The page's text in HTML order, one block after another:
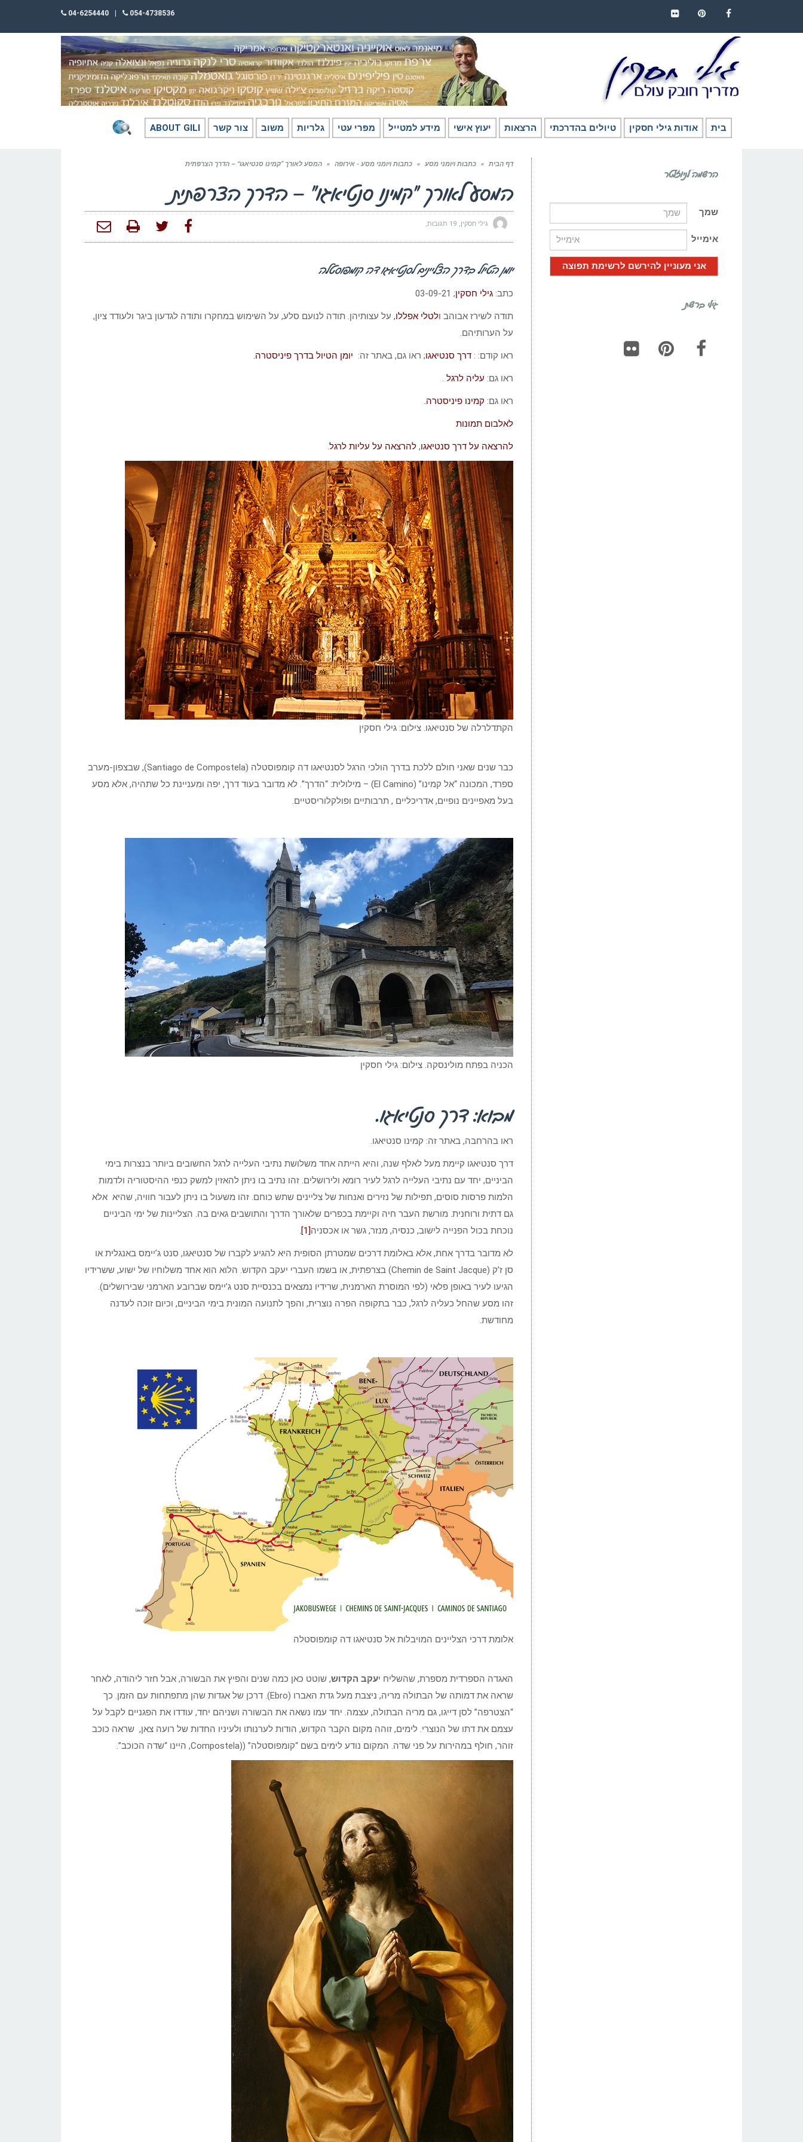
054-4738536
04-6254440
בית אודות גילי חסקין טיולים בהדרכתי הרצאות יעוץ אישי מידע למטייל מפרי עטי גלריות משוב צור קשר ABOUT GILI
דף הבית » כתבות ויומני מסע » כתבות ויומני מסע - אירופה » המסע לאורך “קמינו סנטיאגו” – הדרך הצרפתית
המסע לאורך “קמינו סנטיאגו” – הדרך הצרפתית
גילי חסקין 19 תגובות
יומן הטיול בדרך הצליינים לסנטיאגו דה קומפוסטלה
כתב: גילי חסקין; 03-09-21
תודה לשירז אבוהב ולטלי אפללו, על עצותיהן. תודה לנועם סלע, על השימוש במחקרו ותודה לגדעון ביגר ולעודד ציון,
על הערותיהם.
ראו קודם: : דרך סנטיאגו; ראו גם, באתר זה: יומן הטיול בדרך פיניסטרה.
ראו גם: עליה לרגל .
ראו גם: קמינו פיניסטרה.
לאלבום תמונות
להרצאה על דרך סנטיאגו, להרצאה על עליות לרגל.
הקתדלרלה של סנטיאגו. צילום: גילי חסקין
כבר שנים שאני חולם ללכת בדרך הולכי הרגל לסנטיאגו דה קומפוסטלה (Santiago de Compostela), שבצפון-מערב
ספרד, המכונה “אל קמינו” (El Camino) – מילולית: “הדרך”. לא מדובר בעוד דרך, יפה ומעניינת כל שתהיה, אלא מסע
בעל מאפיינים נופיים, אדריכליים , תרבותיים ופולקלוריסטיים.
הכניה בפתח מולינסקה. צילום: גילי חסקין
מבוא: דרך סנטיאגו.
ראו בהרחבה, באתר זה: קמינו סנטיאגו.
דרך סנטיאגו קיימת מעל לאלף שנה, והיא הייתה אחד משלושת נתיבי העלייה לרגל החשובים ביותר בנצרות בימי
הביניים, יחד עם נתיבי העלייה לרגל לעיר רומא ולירושלים. זהו נתיב בו ניתן להאזין למשק כנפי ההיסטוריה ולדמות
הלמות פרסות סוסים, תפילות של נזירים ואנחות של צליינים שתש כוחם. זהו משעול בו ניתן לעבור חוויה, שהיא אלא
גם דתית ורוחנית. מורשת העבר חיה וקיימת בכפרים שלאורך הדרך והתושבים גאים בה. הצליינות של ימי הביניים
נוכחת בכול הפנייה לישוב, כנסיה, מנזר, גשר או אכסניה[1]
.
לא מדובר בדרך אחת, אלא באלומת דרכים שמטרתן הסופית היא להגיע לקברו של סנטיאגו, סנט ג’יימס באנגלית או
סן ז’ק (Chemin de Saint Jacque) בצרפתית, או בשמו העברי יעקב הקדוש. הלוא הוא אחד משלוחיו של ישוע, ששרידיו
הגיעו לעיר באופן פלאי (לפי המוסרת הארמנית, שרידיו נמצאים בכנסיית סנט ג’יימס שברובע הארמני שבירושלים).
זהו מסע שהחל כעליה לרגל, כבר בתקופה הפרה נוצרית, והפך לתנועה המונית בימי הביניים, וכיום זוכה לעדנה
מחודשת.
אלומת דרכי הצליינים המויבלות אל סנטיאגו דה קומפוסטלה
האגדה הספרדית מספרת, שהשליח יעקב הקדוש, שוטט כאן כמה שנים והפיץ את הבשורה, אבל חזר ליהודה, לאחר
שראה את דמותה של הבתולה מריה, ניצבת מעל גדת האברו (Ebro). דרכן של אגדות שהן מתפתחות עם הזמן. כך
“הצטרפה” לסן דייגו, גם מריה הבתולה, עצמה. יחד עמו נשאה את הבשורה ושניהם יחד, עודדו את הפגניים לקבל על
עצמם את דתו של הנוצרי. לימים, זוהה מקום הקבר הקדוש, הודות לערנותו ולעיניו החדות של רועה צאן, שראה כוכב
זוהר, חולף במהירות על פני שדה. המקום נודע לימים בשם “קומפוסטלה” ((Compostela, היינו “שדה הכוכב”.
הרשמה לניוזלטר
שמך
אימייל
גילי ברשת